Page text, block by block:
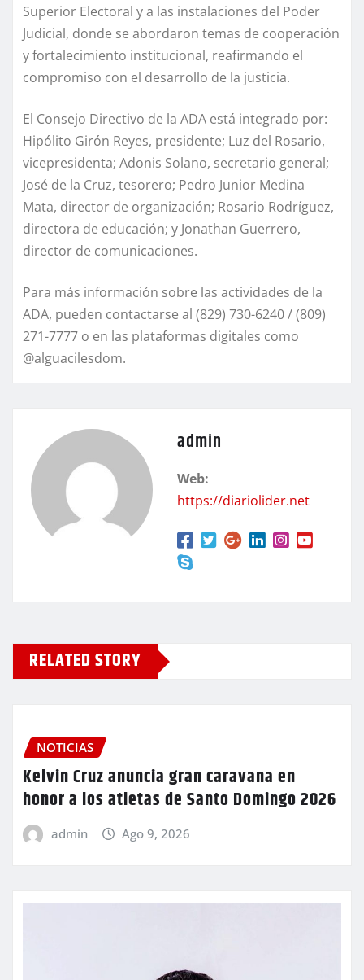
Superior Electoral y a las instalaciones del Poder
Judicial, donde se abordaron temas de cooperación
y fortalecimiento institucional, reafirmando el
compromiso con el desarrollo de la justicia.
El Consejo Directivo de la ADA está integrado por:
Hipólito Girón Reyes, presidente; Luz del Rosario,
vicepresidenta; Adonis Solano, secretario general;
José de la Cruz, tesorero; Pedro Junior Medina
Mata, director de organización; Rosario Rodríguez,
directora de educación; y Jonathan Guerrero,
director de comunicaciones.
Para más información sobre las actividades de la
ADA, pueden contactarse al (829) 730-6240 / (809)
271-7777 o en las plataformas digitales como
@alguacilesdom.
admin
Web:
https://diariolider.net
RELATED STORY
NOTICIAS
Kelvin Cruz anuncia gran caravana en
honor a los atletas de Santo Domingo 2026
admin Ago 9, 2026